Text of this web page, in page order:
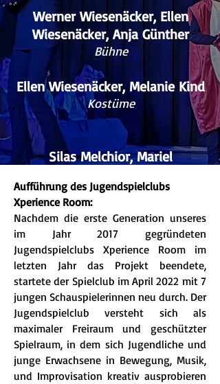
Werner Wiesenäcker, Ellen
Wiesenäcker, Anja Günther
Bühne
Ellen Wiesenäcker, Melanie Kind
Kostüme
Silas Melchior, Mariel
Alessia Schwinning, Ann-Kathrin
Roth, Valentin Krane, Tom
Dickhaut, Mika Jünger, Paul
Spielmann, Anna Press, Frida
Fischer, Eleni Jünger, Clara Best,
Kathleen Corte
Spieler*innen
Aufführung des Jugendspielclubs
Xperience Room:
Nachdem die erste Generation unseres
im Jahr 2017 gegründeten
Jugendspielclubs Xperience Room im
letzten Jahr das Projekt beendete,
startete der Spielclub im April 2022 mit 7
jungen Schauspielerinnen neu durch. Der
Jugendspielclub versteht sich als
maximaler Freiraum und geschützter
Spielraum, in dem sich Jugendliche und
junge Erwachsene in Bewegung, Musik,
und Improvisation kreativ ausprobieren